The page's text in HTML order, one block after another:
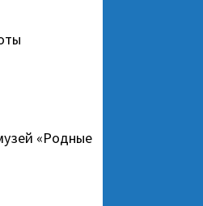
«Родные